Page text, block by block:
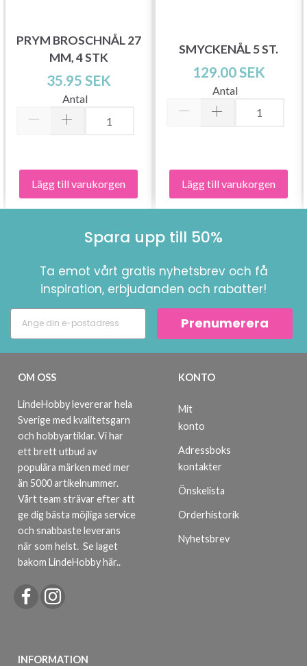
PRYM BROSCHNÅL 27
MM, 4 STK
35.95 SEK
Antal
Lägg till varukorgen
SMYCKENÅL 5 ST.
129.00 SEK
Antal
Lägg till varukorgen
Spara upp till 50%
Ta emot vårt gratis nyhetsbrev och få
inspiration, erbjudanden och rabatter!
Prenumerera
OM OSS
LindeHobby levererar hela
Sverige med kvalitetsgarn
och hobbyartiklar. Vi har
ett brett utbud av
populära märken med mer
än 5000 artikelnummer.
Vårt team strävar efter att
ge dig bästa möjliga service
och snabbaste leverans
när som helst. Se laget
bakom LindeHobby här..
INFORMATION
KONTO
Mit
konto
Adressboks
kontakter
Önskelista
Orderhistorik
Nyhetsbrev
Spara upp till 50%!
Bli en del av vår garn-gemenskap och få
Prenumerera
Nej tack